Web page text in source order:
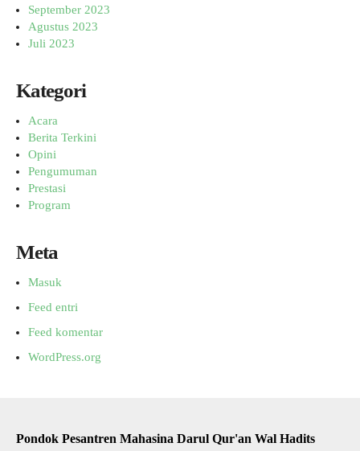
September 2023
Agustus 2023
Juli 2023
Kategori
Acara
Berita Terkini
Opini
Pengumuman
Prestasi
Program
Meta
Masuk
Feed entri
Feed komentar
WordPress.org
Pondok Pesantren Mahasina Darul Qur'an Wal Hadits